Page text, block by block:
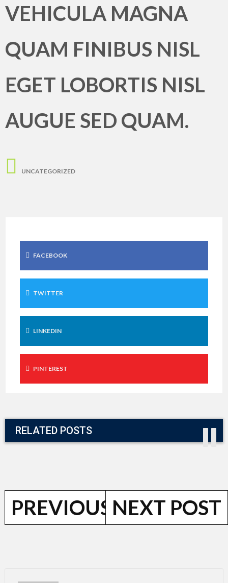
VEHICULA MAGNA
QUAM FINIBUS NISL
EGET LOBORTIS NISL
AUGUE SED QUAM.
UNCATEGORIZED
FACEBOOK
TWITTER
LINKEDIN
PINTEREST
RELATED POSTS
POST
PREVIOUS POSTNEXT POST